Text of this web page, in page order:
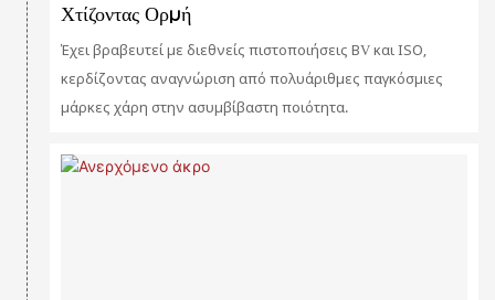
Χτίζοντας Ορμή
Έχει βραβευτεί με διεθνείς πιστοποιήσεις BV και ISO,
κερδίζοντας αναγνώριση από πολυάριθμες παγκόσμιες
μάρκες χάρη στην ασυμβίβαστη ποιότητα.